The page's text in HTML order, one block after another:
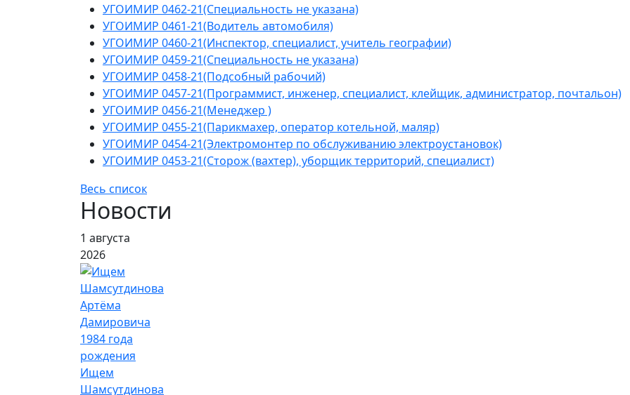
УГОИМИР 0462-21(Специальность не указана)
УГОИМИР 0461-21(Водитель автомобиля)
УГОИМИР 0460-21(Инспектор, специалист, учитель географии)
УГОИМИР 0459-21(Специальность не указана)
УГОИМИР 0458-21(Подсобный рабочий)
УГОИМИР 0457-21(Программист, инженер, специалист, клейщик, администратор, почтальон)
УГОИМИР 0456-21(Менеджер )
УГОИМИР 0455-21(Парикмахер, оператор котельной, маляр)
УГОИМИР 0454-21(Электромонтер по обслуживанию электроустановок)
УГОИМИР 0453-21(Сторож (вахтер), уборщик территорий, специалист)
Весь список
Новости
1 августа
2026
Ищем
Шамсутдинова